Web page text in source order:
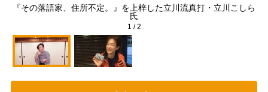
『その落語家、住所不定。』を上梓した立川流真打・立川こしら
氏
1 /2